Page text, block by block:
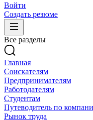
Войти
Создать резюме
Все разделы
Главная
Соискателям
Предпринимателям
Работодателям
Студентам
Путеводитель по
Рынок труда